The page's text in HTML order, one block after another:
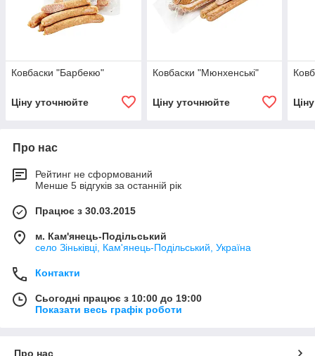
Ковбаски "Барбекю"
Ціну уточнюйте
Ковбаски "Мюнхенські"
Ціну уточнюйте
Про нас
Рейтинг не сформований
Менше 5 відгуків за останній рік
Працює з 30.03.2015
м. Кам'янець-Подільський
село Зіньківці, Кам'янець-Подільський, Україна
Контакти
Сьогодні працює з 10:00 до 19:00
Показати весь графік роботи
Про нас